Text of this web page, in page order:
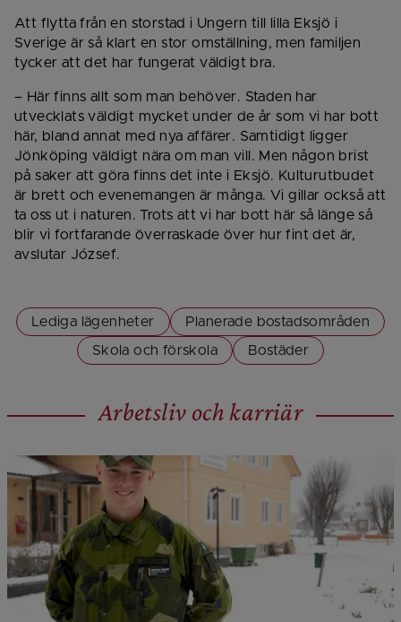
Att flytta från en storstad i Ungern till lilla Eksjö i
Sverige är så klart en stor omställning, men familjen
tycker att det har fungerat väldigt bra.
– Här finns allt som man behöver. Staden har
utvecklats väldigt mycket under de år som vi har bott
här, bland annat med nya affärer. Samtidigt ligger
Jönköping väldigt nära om man vill. Men någon brist
på saker att göra finns det inte i Eksjö. Kulturutbudet
är brett och evenemangen är många. Vi gillar också att
ta oss ut i naturen. Trots att vi har bott här så länge så
blir vi fortfarande överraskade över hur fint det är,
avslutar József.
Lediga lägenheter
Planerade bostadsområden
Skola och förskola
Bostäder
Arbetsliv och karriär